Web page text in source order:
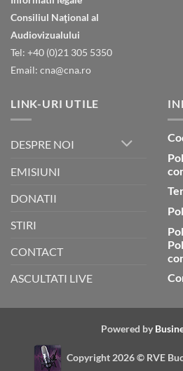
Consiliul Naţional al
Audiovizualului
Tel: +40 (0)21 305 5350
Email: cna@cna.ro
LINK-URI UTILE
DESPRE NOI
EMISIUNI
DONATII
STIRI
CONTACT
ASCULTATI LIVE
Powered by
Copyright 2026 © RVE